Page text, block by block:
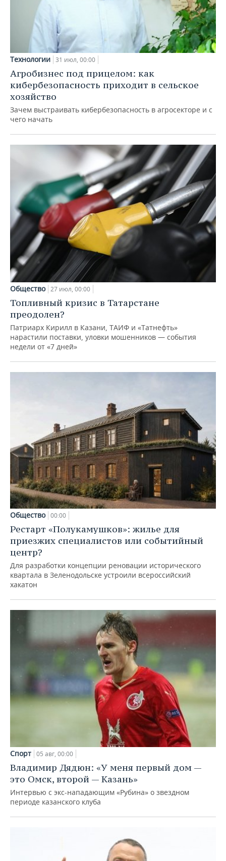
Технологии 31 июл, 00:00
Агробизнес под прицелом: как
кибербезопасность приходит в сельское
хозяйство
Зачем выстраивать кибербезопасность в агросекторе и с
чего начать
Общество 27 июл, 00:00
Топливный кризис в Татарстане
преодолен?
Патриарх Кирилл в Казани, ТАИФ и «Татнефть»
нарастили поставки, уловки мошенников — события
недели от «7 дней»
Общество 00:00
Рестарт «Полукамушков»: жилье для
приезжих специалистов или событийный
центр?
Для разработки концепции реновации исторического
квартала в Зеленодольске устроили всероссийский
хакатон
Спорт 05 авг, 00:00
Владимир Дядюн: «У меня первый дом —
это Омск, второй — Казань»
Интервью с экс-нападающим «Рубина» о звездном
периоде казанского клуба